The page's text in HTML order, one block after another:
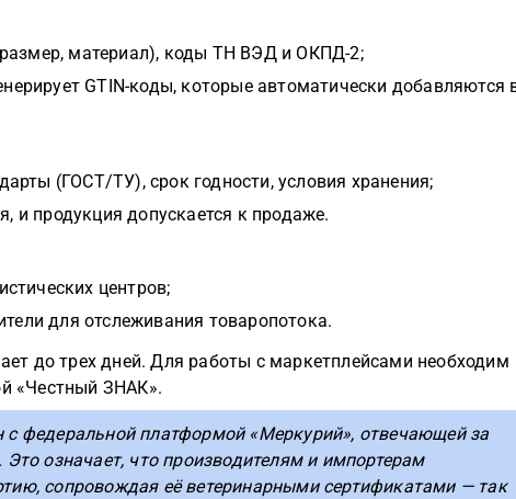
размер, материал), коды ТН ВЭД и ОКПД-2;
GTIN-коды, которые автоматически добавляются
(ГОСТ/ТУ), срок годности, условия хранения;
и продукция допускается к продаже.
центров;
для отслеживания товаропотока.
до трех дней. Для работы с маркетплейсами необходим
«Честный ЗНАК».
федеральной платформой «Меркурий», отвечающей за
означает, что производителям и импортерам
сопровождая её ветеринарными сертификатами — так